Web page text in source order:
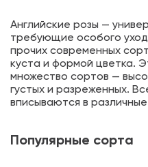
Английские розы —
требующие особого
прочих современных
куста и формой цветка.
множество сортов —
густых и разреженных.
вписываются в
Популярные сорта